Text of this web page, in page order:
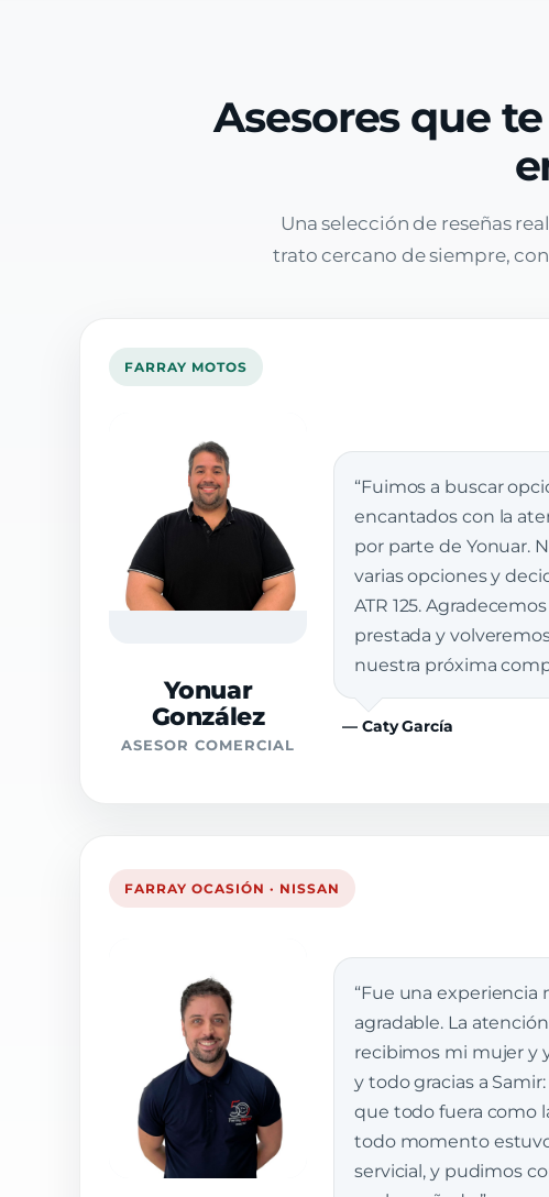
Asesores que
Una selección de reseñas
trato cercano de siempre,
FARRAY MOTOS
Yonuar
González
ASESOR COMERCIAL
“Fuimos a buscar
encantados con la
por parte de Yonuar.
varias opciones y
ATR 125.
prestada y
nuestra próxima
— Caty García
FARRAY OCASIÓN · NISSAN
“Fue una experiencia
agradable. La
recibimos mi mujer y
y todo gracias a
que todo fuera como
todo momento
servicial, y pudimos